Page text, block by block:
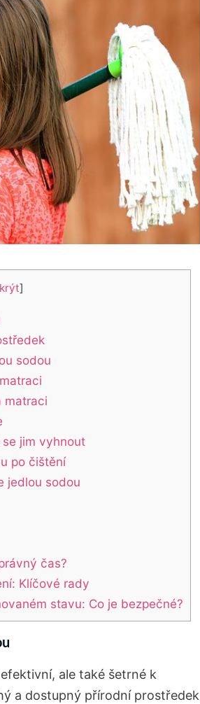
]
sodou
matraci
jim vyhnout
po čištění
jedlou sodou
čas?
Klíčové rady
stavu: Co je bezpečné?
ale také šetrné k
a dostupný přírodní prostředek